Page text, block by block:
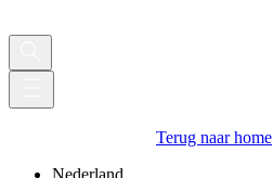
Terug naar home
Nederland